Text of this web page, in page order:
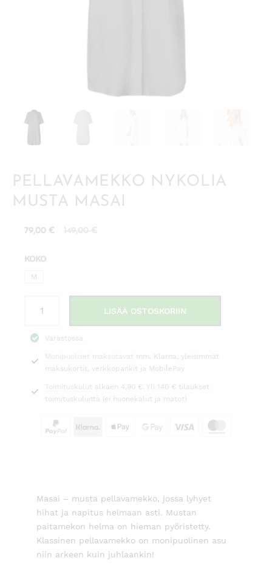
PELLAVAMEKKO NYKOLIA
MUSTA MASAI
79,00 €
KOKO
M
Nykolia
Masai
määrä
LISÄÄ OSTOSKORIIN
Varastossa
Monipuoliset maksutavat mm. Klarna, yleisimmät
maksukortit, verkkopankit ja MobilePay
Toimituskulut alkaen 4,90 €. Yli 140 € tilaukset
toimituskuluitta (ei huonekalut ja matot)
Masai – musta pellavamekko, jossa lyhyet
hihat ja napitus helmaan asti. Mustan
paitamekon helma on hieman pyöristetty.
Klassinen pellavamekko on monipuolinen asu
niin arkeen kuin juhlaankin!